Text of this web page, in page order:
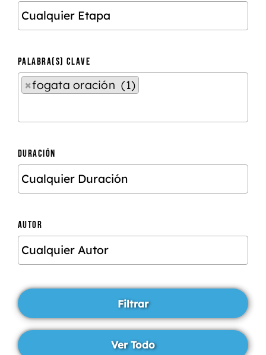
PALABRA(S) CLAVE
×fogata oración (1)
DURACIÓN
AUTOR